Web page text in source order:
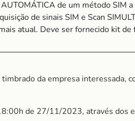
de um método SIM
de sinais SIM e Scan
atual. Deve ser fornecido kit
da empresa interessada,
de 27/11/2023, através dos